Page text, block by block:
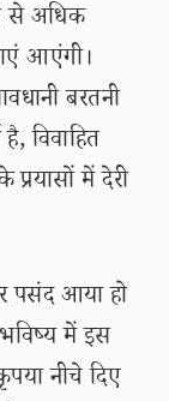
से अधिक
आएंगी।
बरतनी
विवाहित
प्रयासों में देरी
आया हो
में इस
नीचे दिए